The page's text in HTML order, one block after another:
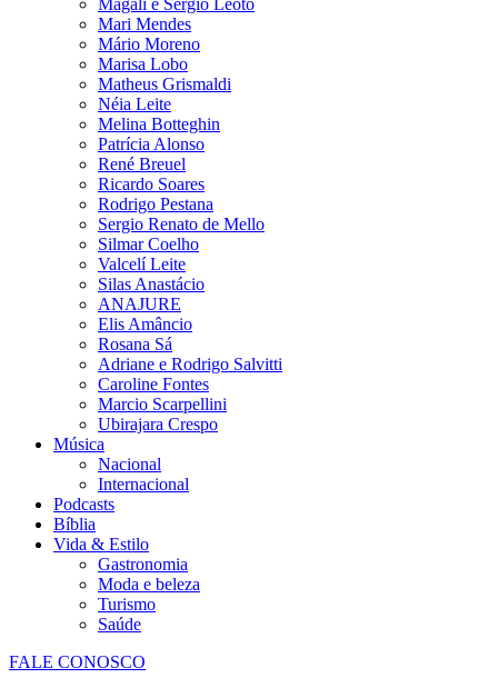
Magali e Sergio Leoto
Mari Mendes
Mário Moreno
Marisa Lobo
Matheus Grismaldi
Néia Leite
Melina Botteghin
Patrícia Alonso
René Breuel
Ricardo Soares
Rodrigo Pestana
Sergio Renato de Mello
Silmar Coelho
Valcelí Leite
Silas Anastácio
ANAJURE
Elis Amâncio
Rosana Sá
Adriane e Rodrigo Salvitti
Caroline Fontes
Marcio Scarpellini
Ubirajara Crespo
Música
Nacional
Internacional
Podcasts
Bíblia
Vida & Estilo
Gastronomia
Moda e beleza
Turismo
Saúde
FALE CONOSCO